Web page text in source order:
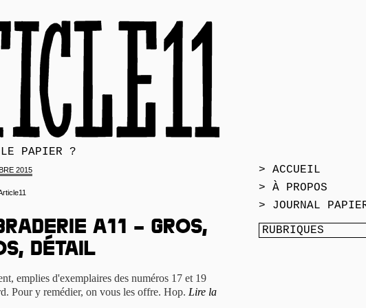
PAPIER ?
2015
A11 – gros,
détail
emplies d'exemplaires des numéros 17 et 19
Pour y remédier, on vous les offre. Hop. Lire la
> ACCUEIL
> À PROPOS
> JOURNAL